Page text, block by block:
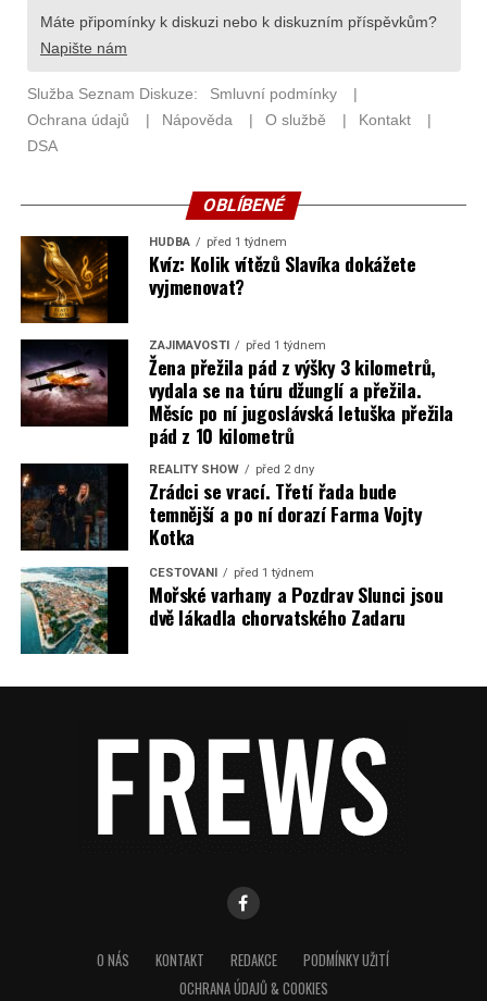
OBLÍBENÉ
HUDBA před 1 týdnem
Kvíz: Kolik vítězů Slavíka dokážete
vyjmenovat?
ZAJÍMAVOSTI před 1 týdnem
Žena přežila pád z výšky 3 kilometrů,
vydala se na túru džunglí a přežila.
Měsíc po ní jugoslávská letuška přežila
pád z 10 kilometrů
REALITY SHOW před 2 dny
Zrádci se vrací. Třetí řada bude
temnější a po ní dorazí Farma Vojty
Kotka
CESTOVÁNÍ před 1 týdnem
Mořské varhany a Pozdrav Slunci jsou
dvě lákadla chorvatského Zadaru
O NÁS KONTAKT REDAKCE
PODMÍNKY UŽITÍ
OCHRANA ÚDAJŮ & COOKIES